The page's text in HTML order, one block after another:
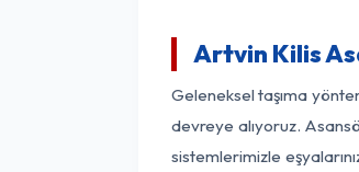
Artvin Kilis
Geleneksel taşıma
devreye alıyoruz.
sistemlerimizle